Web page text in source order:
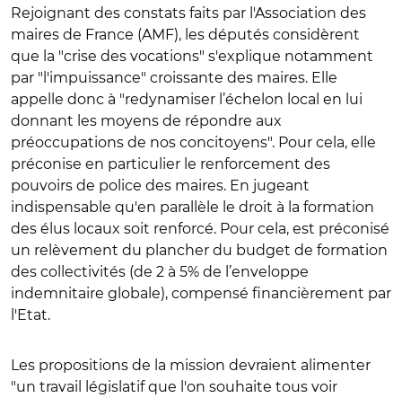
Rejoignant des constats faits par l'Association des
maires de France (AMF), les députés considèrent
que la "crise des vocations" s'explique notamment
par "l'impuissance" croissante des maires. Elle
appelle donc à "redynamiser l’échelon local en lui
donnant les moyens de répondre aux
préoccupations de nos concitoyens". Pour cela, elle
préconise en particulier le renforcement des
pouvoirs de police des maires. En jugeant
indispensable qu'en parallèle le droit à la formation
des élus locaux soit renforcé. Pour cela, est préconisé
un relèvement du plancher du budget de formation
des collectivités (de 2 à 5% de l’enveloppe
indemnitaire globale), compensé financièrement par
l'Etat.
Les propositions de la mission devraient alimenter
"un travail législatif que l'on souhaite tous voir